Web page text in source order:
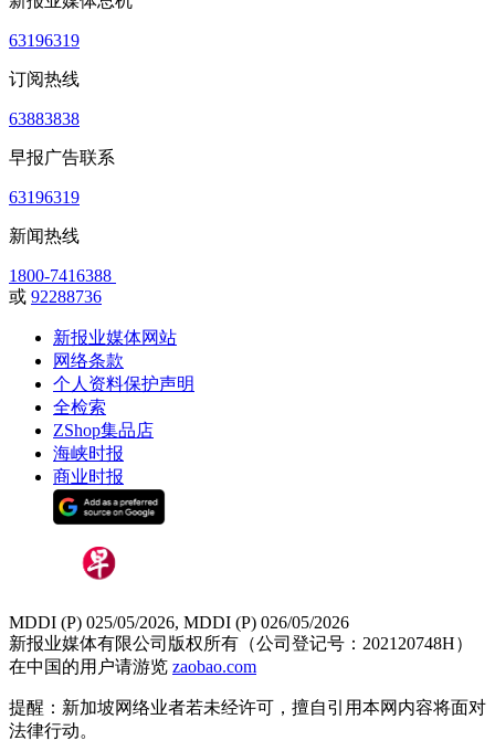
63196319
订阅热线
63883838
早报广告联系
63196319
新闻热线
1800-7416388
或 92288736
新报业媒体网站
网络条款
个人资料保护声明
全检索
ZShop集品店
海峡时报
商业时报
MDDI (P) 025/05/2026, MDDI (P) 026/05/2026
新报业媒体有限公司版权所有（公司登记号：202120748H）
在中国的用户请游览 zaobao.com
提醒：新加坡网络业者若未经许可，擅自引用本网内容将面对
法律行动。